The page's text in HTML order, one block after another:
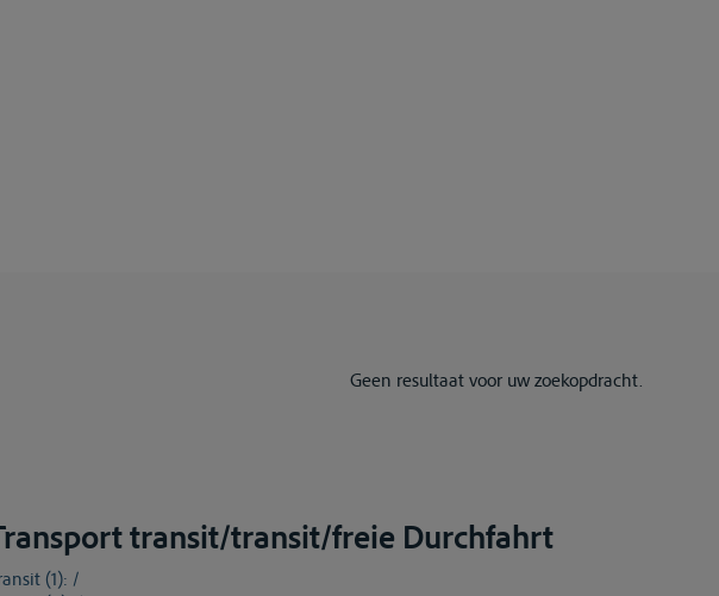
Geen resultaat voor uw zoekopdracht.
transit/transit/freie Durchfahrt
(1): /